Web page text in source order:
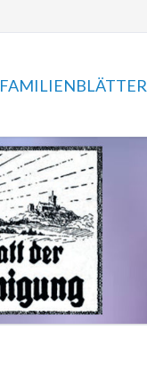
FAMILIENBLÄTTER
2029 - 2020
2019 - 2010
2009 - 2000
1999 - 1990
1989 - 1980
1979 - 1970
1969 - 1960